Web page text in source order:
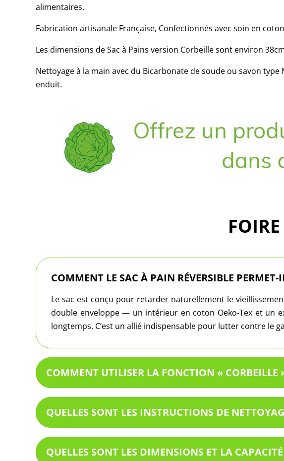
alimentaires.
Fabrication artisanale Française, Confectionnés avec soin en
Les dimensions de Sac à Pains version Corbeille sont environ
Nettoyage à la main avec du Bicarbonate de soude ou savon
enduit.
COMMENT LE SAC À PAIN RÉVERSIBLE
Le sac est conçu pour retarder naturellement le
double enveloppe — un intérieur en coton Oeko-Tex et
longtemps. C’est un allié indispensable pour lutter contre le
COMMENT UTILISER LA FONCTION « CORBEILLE
QUELLES SONT LES INSTRUCTIONS DE
QUELLES SONT LES DIMENSIONS ET LA